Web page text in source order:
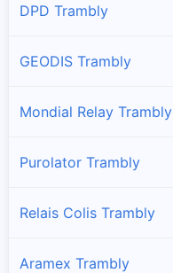
DPD Trambly
GEODIS Trambly
Mondial Relay Trambly
Purolator Trambly
Relais Colis Trambly
Aramex Trambly